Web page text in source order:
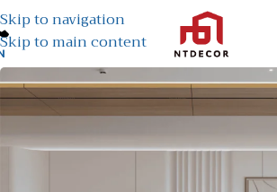
Skip to navigation
Skip to main content